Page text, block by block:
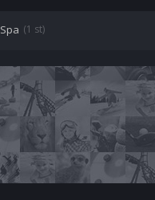
Spa (1 st)